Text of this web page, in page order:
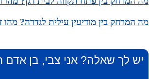
מה המרחק בין מודיעין עילית לגדרה? מהו
יש לך שאלה? אני צבי, בן אדם